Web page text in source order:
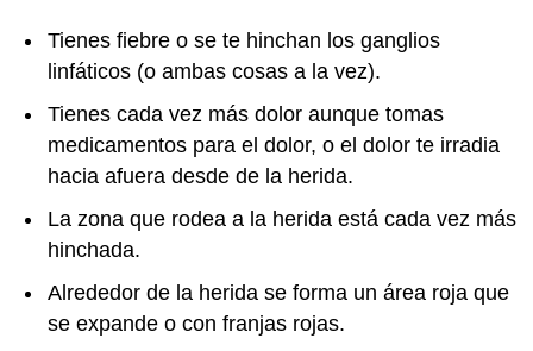
Tienes fiebre o se te hinchan los ganglios
linfáticos (o ambas cosas a la vez).
Tienes cada vez más dolor aunque tomas
medicamentos para el dolor, o el dolor te irradia
hacia afuera desde de la herida.
La zona que rodea a la herida está cada vez más
hinchada.
Alrededor de la herida se forma un área roja que
se expande o con franjas rojas.